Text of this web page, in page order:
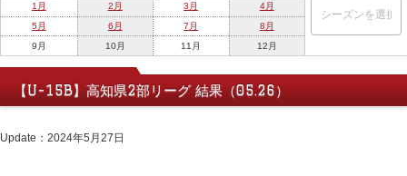
1月 2月 3月
4月
5月
6月 7月
8月
9月
10月 11月 12月
【U-15B】高知県2部リーグ 結果（05.26）
Update：2024年5月27日